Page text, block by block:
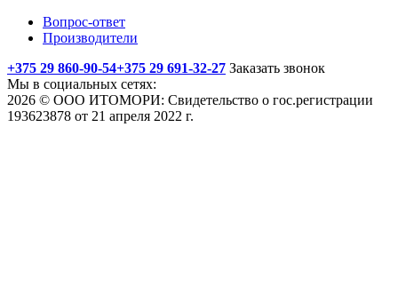
Вопрос-ответ
Производители
+375 29 860-90-54+375 29 691-32-27 Заказать звонок
Мы в социальных сетях:
2026 © ООО ИТОМОРИ: Свидетельство о гос.регистрации
193623878 от 21 апреля 2022 г.